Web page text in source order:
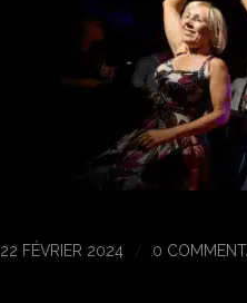
22 FÉVRIER 2024 / 0